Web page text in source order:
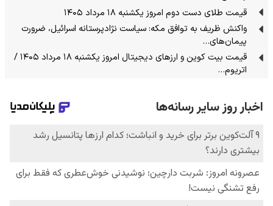
قیمت طلای دست دوم امروز یکشنبه ۱۸ مرداد ۱۴۰۵
واکنش ظریف به توافق مکه: سیاست نژادپرستانه اسرائیل، ضرورت
پیمان‌های…
قیمت بیت کوین و ارز‌های دیجیتال امروز یکشنبه ۱۸ مرداد ۱۴۰۵ /
اتریوم…